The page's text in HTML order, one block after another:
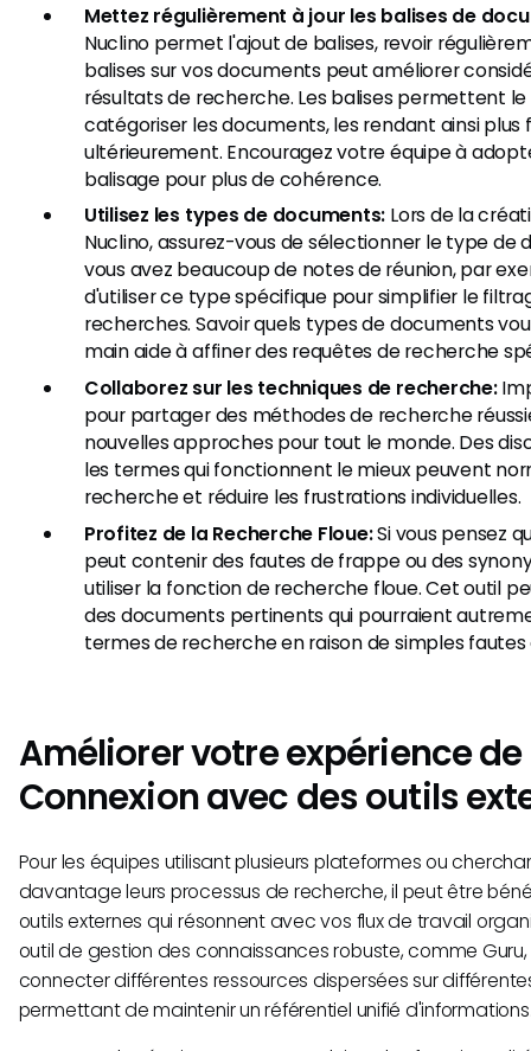
Mettez régulièrement à jour les balises de
Nuclino permet l'ajout de balises, revoir
balises sur vos documents peut améliorer
résultats de recherche. Les balises permettent
catégoriser les documents, les rendant ainsi plus
ultérieurement. Encouragez votre équipe à
balisage pour plus de cohérence.
Utilisez les types de documents: Lors de la
Nuclino, assurez-vous de sélectionner le type de
vous avez beaucoup de notes de réunion, par
d'utiliser ce type spécifique pour simplifier le
recherches. Savoir quels types de documents
main aide à affiner des requêtes de recherche
Collaborez sur les techniques de recherche:
pour partager des méthodes de recherche
nouvelles approches pour tout le monde. Des
les termes qui fonctionnent le mieux peuvent
recherche et réduire les frustrations individuelles.
Profitez de la Recherche Floue:Si vous pensez
peut contenir des fautes de frappe ou des
utiliser la fonction de recherche floue. Cet outil
des documents pertinents qui pourraient
termes de recherche en raison de simples
Améliorer votre expérience
Connexion avec des outils
Pour les équipes utilisant plusieurs plateformes ou
davantage leurs processus de recherche, il peut être
outils externes qui résonnent avec vos flux de travail
outil de gestion des connaissances robuste, comme
connecter différentes ressources dispersées sur
permettant de maintenir un référentiel unifié